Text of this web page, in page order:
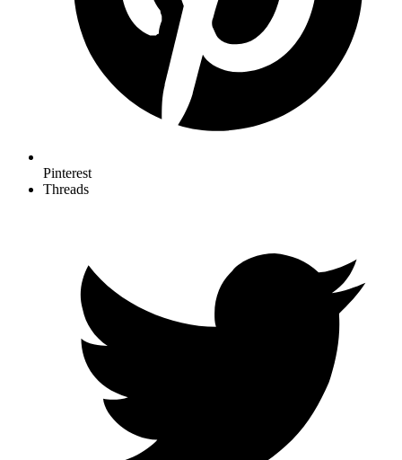
Pinterest
Threads